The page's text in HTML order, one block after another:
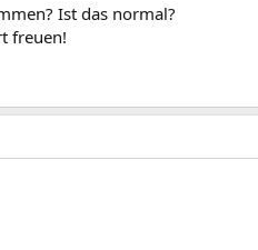
Ist das normal?
freuen!